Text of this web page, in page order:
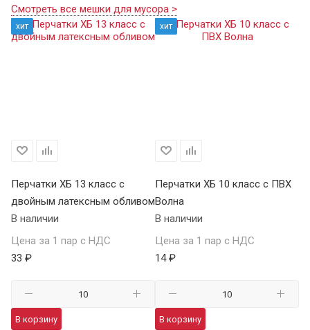
Смотреть все мешки для мусора >
хит
Перчатки ХБ 13 класс с
двойным латексным обливом
В наличии
Цена за 1 пар с НДС
33 ₽
В корзину
хит
Перчатки ХБ 10 класс с ПВХ
Волна
В наличии
Цена за 1 пар с НДС
14 ₽
В корзину